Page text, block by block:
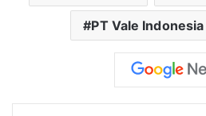
PT Vale Indonesia